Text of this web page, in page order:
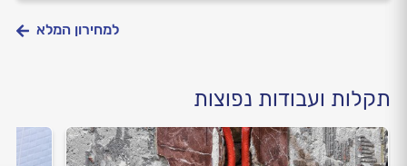
למחירון המלא
תקלות ועבודות נפוצות